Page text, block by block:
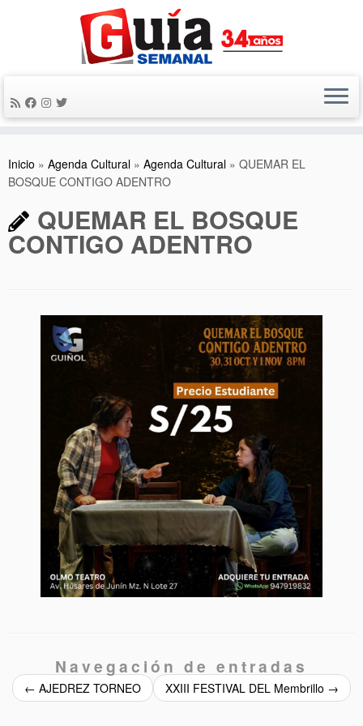
Inicio » Agenda Cultural » Agenda Cultural » QUEMAR EL
BOSQUE CONTIGO ADENTRO
QUEMAR EL BOSQUE
CONTIGO ADENTRO
Navegación de entradas
← AJEDREZ TORNEO XXIII FESTIVAL DEL Membrillo →